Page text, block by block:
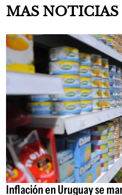
MAS
Inflación en Uruguay se